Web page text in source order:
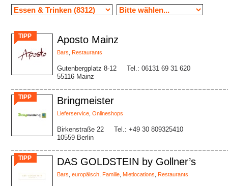
TIPP Aposto Mainz
Bars Restaurants
Gutenbergplatz 8-12
55116 Mainz
Tel.: 06131 69 31 620
TIPP Bringmeister
Lieferservice Onlineshops
Birkenstraße 22
10559 Berlin
Tel.: +49 30 809325410
TIPP DAS GOLDSTEIN by Gollner’s
Bars europäisch Familie Mietlocations Restaurants